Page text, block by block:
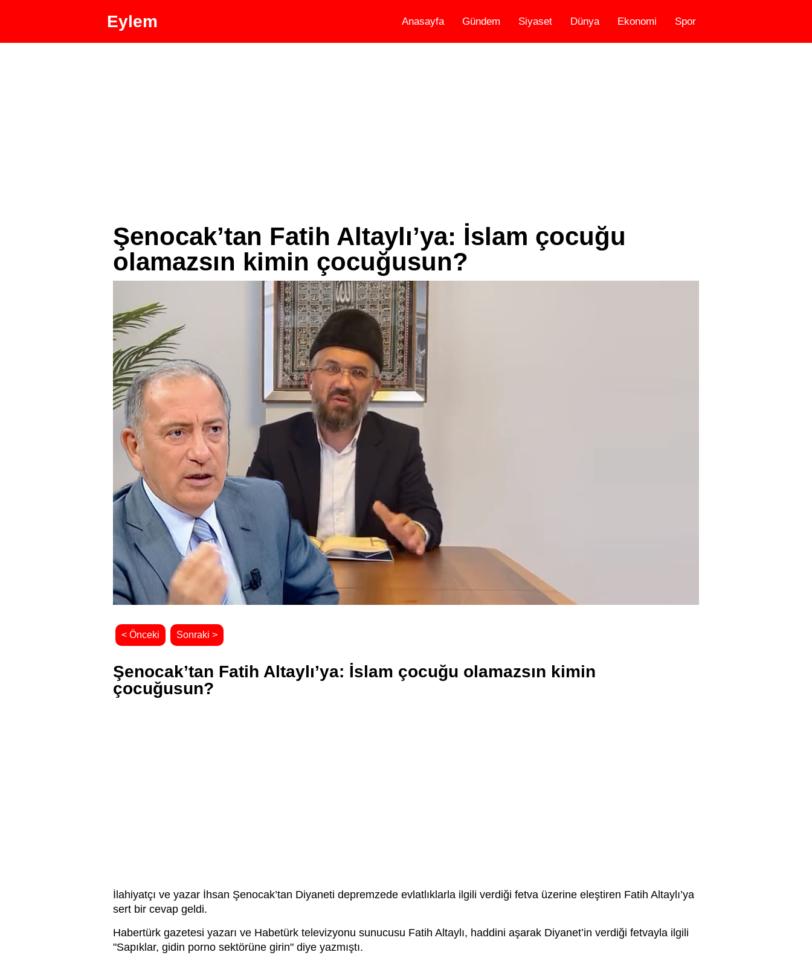
Eylem Anasayfa Gündem Siyaset Dünya Ekonomi Spor
Şenocak’tan Fatih Altaylı’ya: İslam çocuğu
olamazsın kimin çocuğusun?
< Önceki Sonraki >
Şenocak’tan Fatih Altaylı’ya: İslam çocuğu olamazsın kimin
çocuğusun?
İlahiyatçı ve yazar İhsan Şenocak’tan Diyaneti depremzede evlatlıklarla ilgili verdiği fetva üzerine eleştiren Fatih Altaylı’ya
sert bir cevap geldi.
Habertürk gazetesi yazarı ve Habetürk televizyonu sunucusu Fatih Altaylı, haddini aşarak Diyanet’in verdiği fetvayla ilgili
"Sapıklar, gidin porno sektörüne girin" diye yazmıştı.